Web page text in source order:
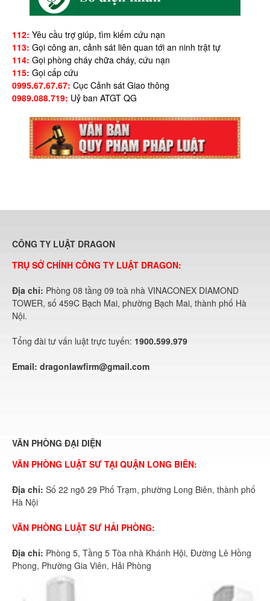
112: Yêu cầu trợ giúp, tìm kiếm cứu nạn
113: Gọi công an, cảnh sát liên quan tới an ninh trật tự
114: Gọi phòng cháy chữa cháy, cứu nạn
115: Gọi cấp cứu
0995.67.67.67: Cục Cảnh sát Giao thông
0989.088.719: Uỷ ban ATGT QG
CÔNG TY LUẬT DRAGON
TRỤ SỞ CHÍNH CÔNG TY LUẬT DRAGON:
Địa chỉ: Phòng 08 tầng 09 toà nhà VINACONEX DIAMOND
TOWER, số 459C Bạch Mai, phường Bạch Mai, thành phố Hà
Nội.
Tổng đài tư vấn luật trực tuyến: 1900.599.979
Email: dragonlawfirm@gmail.com
VĂN PHÒNG ĐẠI DIỆN
VĂN PHÒNG LUẬT SƯ TẠI QUẬN LONG BIÊN:
Địa chỉ: Số 22 ngõ 29 Phố Trạm, phường Long Biên, thành phố
Hà Nội
VĂN PHÒNG LUẬT SƯ HẢI PHÒNG:
Địa chỉ: Phòng 5, Tầng 5 Tòa nhà Khánh Hội, Đường Lê Hồng
Phong, Phường Gia Viên, Hải Phòng